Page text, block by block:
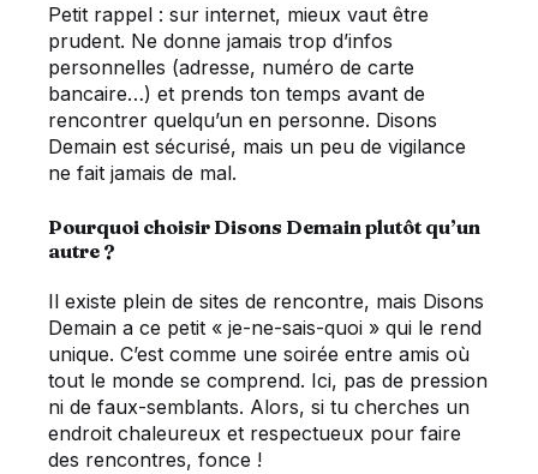
Petit rappel : sur internet, mieux vaut être
prudent. Ne donne jamais trop d’infos
personnelles (adresse, numéro de carte
bancaire…) et prends ton temps avant de
rencontrer quelqu’un en personne. Disons
Demain est sécurisé, mais un peu de vigilance
ne fait jamais de mal.
Pourquoi choisir Disons Demain plutôt qu’un
autre ?
Il existe plein de sites de rencontre, mais Disons
Demain a ce petit « je-ne-sais-quoi » qui le rend
unique. C’est comme une soirée entre amis où
tout le monde se comprend. Ici, pas de pression
ni de faux-semblants. Alors, si tu cherches un
endroit chaleureux et respectueux pour faire
des rencontres, fonce !